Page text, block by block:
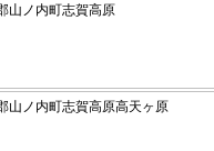
山ノ内町志賀高原
山ノ内町志賀高原高天ヶ原